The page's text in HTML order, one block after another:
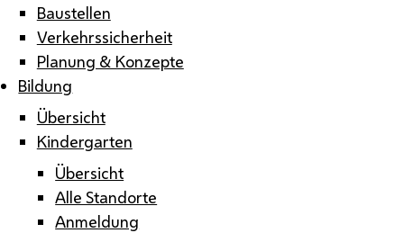
Baustellen
Verkehrssicherheit
Planung & Konzepte
Bildung
Übersicht
Kindergarten
Übersicht
Alle Standorte
Anmeldung